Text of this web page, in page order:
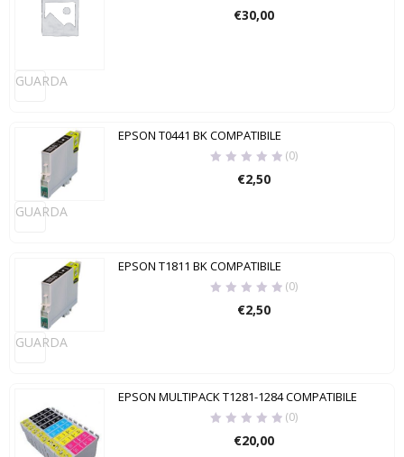
GUARDA
€30,00
GUARDA
EPSON T0441 BK COMPATIBILE
(0)
€2,50
GUARDA
EPSON T1811 BK COMPATIBILE
(0)
€2,50
EPSON MULTIPACK T1281-1284 COMPATIBILE
(0)
€20,00